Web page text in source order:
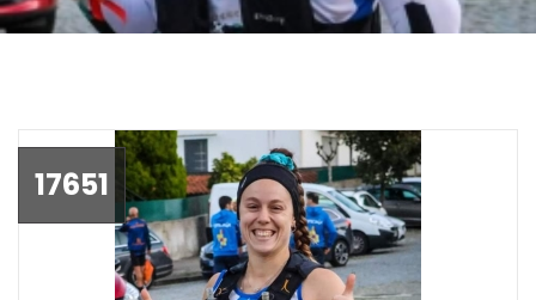
17651